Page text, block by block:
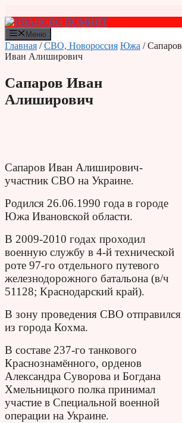
к
содержимому
Меню
Главная /СВО, Новороссия Южа / Сапаров
Иван Алиширович
Сапаров Иван
Алиширович
Сапаров Иван Алиширович-
участник СВО на Украине.
Родился 26.06.1990 года в городе
Южа Ивановской области.
В 2009-2010 годах проходил
военную службу в 4-й технической
роте 97-го отдельного путевого
железнодорожного батальона (в/ч
51128; Краснодарский край).
В зону проведения СВО отправился
из города Кохма.
В составе 237-го танкового
Краснознамённого, орденов
Александра Суворова и Богдана
Хмельницкого полка принимал
участие в Специальной военной
операции на Украине.